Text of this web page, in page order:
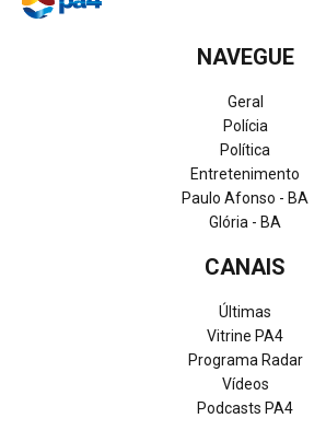
NAVEGUE
Geral
Polícia
Política
Entretenimento
Paulo Afonso - BA
Glória - BA
CANAIS
Últimas
Vitrine PA4
Programa Radar
Vídeos
Podcasts PA4